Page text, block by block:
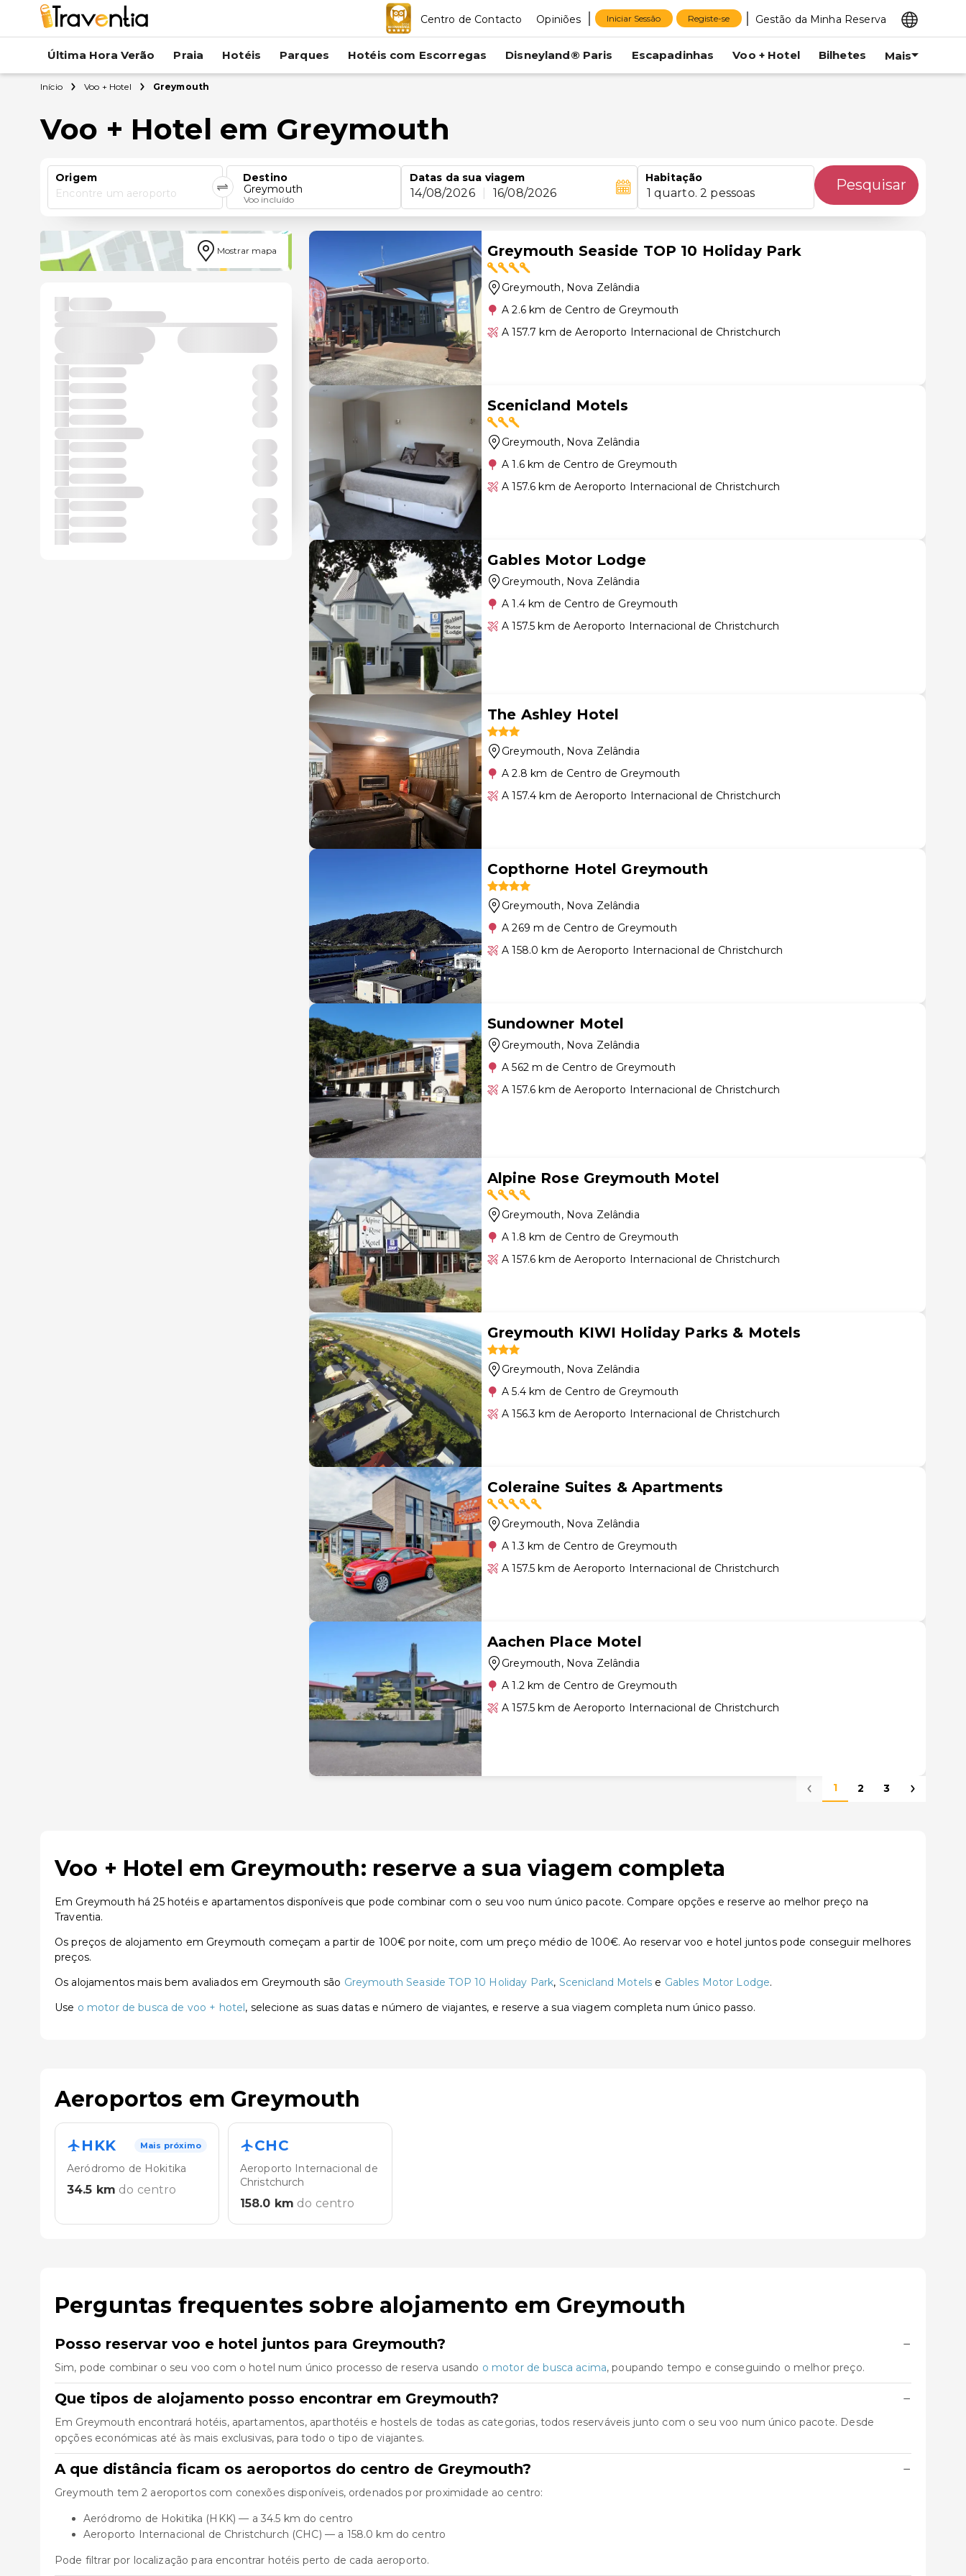
Centro de Contacto Opiniões Iniciar Sessão Registe-se Gestão da Minha Reserva
Última Hora Verão Praia Hotéis Parques Hotéis com Escorregas Disneyland® Paris Escapadinhas Voo + Hotel Bilhetes Mais
Início Voo + Hotel Greymouth
Voo + Hotel em Greymouth
Origem
Encontre um aeroporto
Destino
Greymouth
Voo incluído
Datas da sua viagem
14/08/2026 16/08/2026
Habitação
1 quarto. 2 pessoas Pesquisar
Mostrar mapa Greymouth Seaside TOP 10 Holiday Park
Greymouth, Nova Zelândia
A 2.6 km de Centro de Greymouth
A 157.7 km de Aeroporto Internacional de Christchurch
Scenicland Motels
Greymouth, Nova Zelândia
A 1.6 km de Centro de Greymouth
A 157.6 km de Aeroporto Internacional de Christchurch
Gables Motor Lodge
Greymouth, Nova Zelândia
A 1.4 km de Centro de Greymouth
A 157.5 km de Aeroporto Internacional de Christchurch
The Ashley Hotel
Greymouth, Nova Zelândia
A 2.8 km de Centro de Greymouth
A 157.4 km de Aeroporto Internacional de Christchurch
Copthorne Hotel Greymouth
Greymouth, Nova Zelândia
A 269 m de Centro de Greymouth
A 158.0 km de Aeroporto Internacional de Christchurch
Sundowner Motel
Greymouth, Nova Zelândia
A 562 m de Centro de Greymouth
A 157.6 km de Aeroporto Internacional de Christchurch
Alpine Rose Greymouth Motel
Greymouth, Nova Zelândia
A 1.8 km de Centro de Greymouth
A 157.6 km de Aeroporto Internacional de Christchurch
Greymouth KIWI Holiday Parks & Motels
Greymouth, Nova Zelândia
A 5.4 km de Centro de Greymouth
A 156.3 km de Aeroporto Internacional de Christchurch
Coleraine Suites & Apartments
Greymouth, Nova Zelândia
A 1.3 km de Centro de Greymouth
A 157.5 km de Aeroporto Internacional de Christchurch
Aachen Place Motel
Greymouth, Nova Zelândia
A 1.2 km de Centro de Greymouth
A 157.5 km de Aeroporto Internacional de Christchurch
1 2 3
Voo + Hotel em Greymouth: reserve a sua viagem completa
Em Greymouth há 25 hotéis e apartamentos disponíveis que pode combinar com o seu voo num único pacote. Compare opções e reserve ao melhor preço na
Traventia.
Os preços de alojamento em Greymouth começam a partir de 100€ por noite, com um preço médio de 100€. Ao reservar voo e hotel juntos pode conseguir melhores
preços.
Os alojamentos mais bem avaliados em Greymouth são Greymouth Seaside TOP 10 Holiday Park, Scenicland Motels e Gables Motor Lodge.
Use o motor de busca de voo + hotel, selecione as suas datas e número de viajantes, e reserve a sua viagem completa num único passo.
Aeroportos em Greymouth
HKK Mais próximo
Aeródromo de Hokitika
34.5 km do centro
CHC
Aeroporto Internacional de
Christchurch
158.0 km do centro
Perguntas frequentes sobre alojamento em Greymouth
Posso reservar voo e hotel juntos para Greymouth? −
Sim, pode combinar o seu voo com o hotel num único processo de reserva usando o motor de busca acima, poupando tempo e conseguindo o melhor preço.
Que tipos de alojamento posso encontrar em Greymouth? −
Em Greymouth encontrará hotéis, apartamentos, aparthotéis e hostels de todas as categorias, todos reserváveis junto com o seu voo num único pacote. Desde
opções económicas até às mais exclusivas, para todo o tipo de viajantes.
A que distância ficam os aeroportos do centro de Greymouth? −
Greymouth tem 2 aeroportos com conexões disponíveis, ordenados por proximidade ao centro:
Aeródromo de Hokitika (HKK) — a 34.5 km do centro
Aeroporto Internacional de Christchurch (CHC) — a 158.0 km do centro
Pode filtrar por localização para encontrar hotéis perto de cada aeroporto.